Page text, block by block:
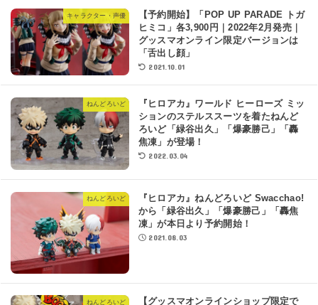
キャラクター・声優
【予約開始】「POP UP PARADE トガ
ヒミコ」各3,900円｜2022年2月発売｜
グッスマオンライン限定バージョンは
「舌出し顔」
2021.10.01
ねんどろいど
『ヒロアカ』ワールド ヒーローズ ミッ
ションのステルススーツを着たねんど
ろいど「緑谷出久」「爆豪勝己」「轟
焦凍」が登場！
2022.03.04
ねんどろいど
『ヒロアカ』ねんどろいど Swacchao!
から「緑谷出久」「爆豪勝己」「轟焦
凍」が本日より予約開始！
2021.08.03
ねんどろいど 【グッスマオンラインショップ限定で